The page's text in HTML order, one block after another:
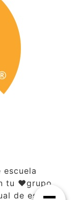
escuela
tu ❤️grupo
de escuela